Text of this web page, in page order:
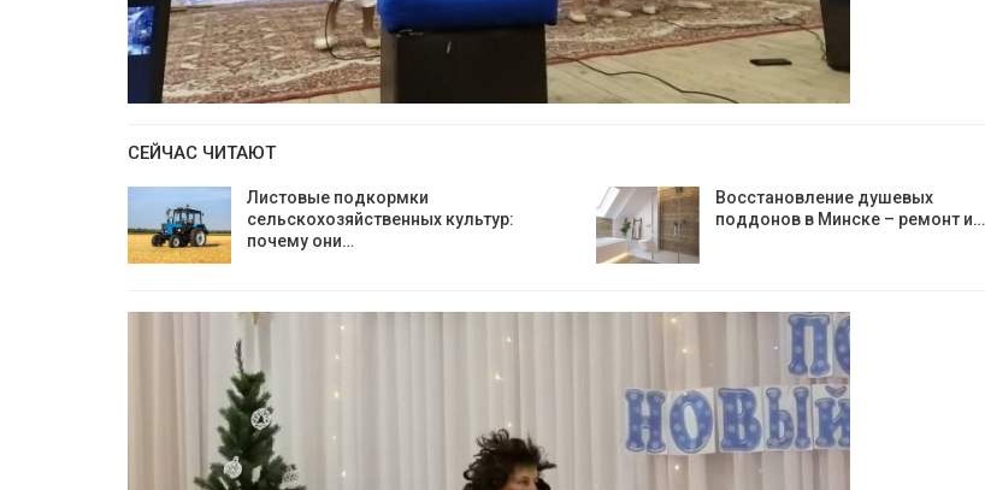
СЕЙЧАС ЧИТАЮТ
Листовые подкормки
сельскохозяйственных культур:
почему они…
Восстановление душевых
поддонов в Минске – ремонт и…